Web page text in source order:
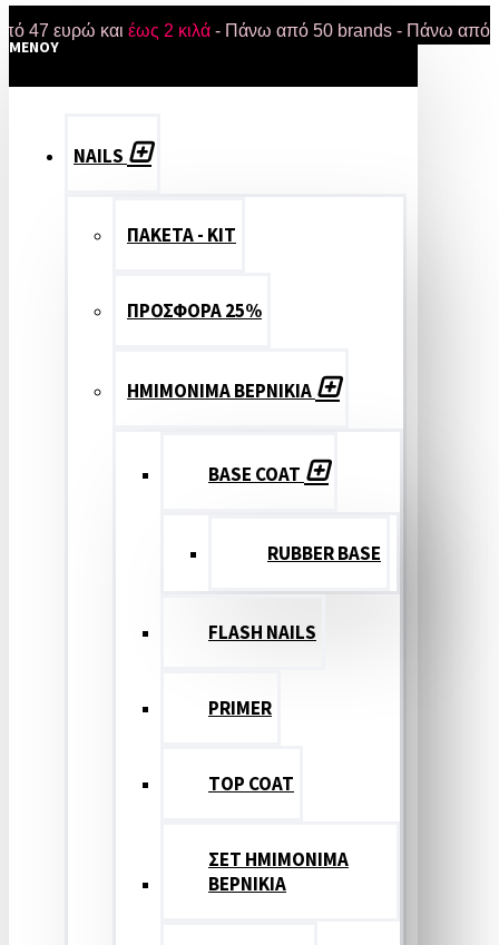
καιέως 2 κιλά- Πάνω από 50 brands - Πάνω από 18.000
MENOY
NAILS
ΠΑΚΕΤΑ - ΚΙΤ
ΠΡΟΣΦΟΡΑ 25%
ΗΜΙΜΟΝΙΜΑ ΒΕΡΝΙΚΙΑ
BASE COAT
RUBBER BASE
FLASH NAILS
PRIMER
TOP COAT
ΣΕΤ ΗΜΙΜΟΝΙΜΑ
ΒΕΡΝΙΚΙΑ